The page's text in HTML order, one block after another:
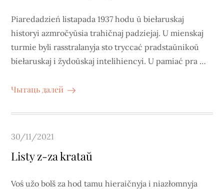
Piaredadzień listapada 1937 hodu ŭ biełaruskaj
historyi azmročyŭsia trahičnaj padziejaj. U mienskaj
turmie byli rasstralanyja sto tryccać pradstaŭnikoŭ
biełaruskaj i žydoŭskaj intelihiencyi. U pamiać pra …
Чытаць далей
Posted
on
30/11/2021
Listy z-za krataŭ
Voś užo bolš za hod tamu hieraičnyja i niazłomnyja